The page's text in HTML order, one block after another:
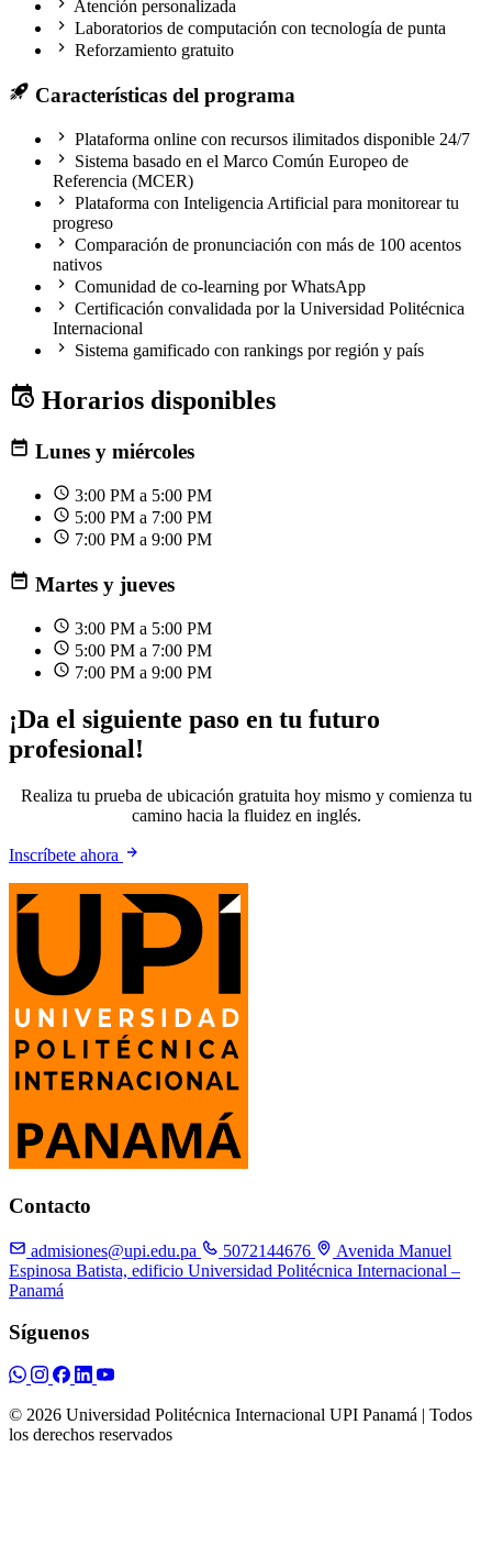
Atención personalizada
Laboratorios de computación con tecnología de punta
Reforzamiento gratuito
Características del programa
Plataforma online con recursos ilimitados disponible 24/7
Sistema basado en el Marco Común Europeo de
Referencia (MCER)
Plataforma con Inteligencia Artificial para monitorear tu
progreso
Comparación de pronunciación con más de 100 acentos
nativos
Comunidad de co-learning por WhatsApp
Certificación convalidada por la Universidad Politécnica
Internacional
Sistema gamificado con rankings por región y país
Horarios disponibles
Lunes y miércoles
3:00 PM a 5:00 PM
5:00 PM a 7:00 PM
7:00 PM a 9:00 PM
Martes y jueves
3:00 PM a 5:00 PM
5:00 PM a 7:00 PM
7:00 PM a 9:00 PM
¡Da el siguiente paso en tu futuro
profesional!
Realiza tu prueba de ubicación gratuita hoy mismo y comienza tu
camino hacia la fluidez en inglés.
Inscríbete ahora
Contacto
admisiones@upi.edu.pa 5072144676
Avenida Manuel
Espinosa Batista, edificio Universidad Politécnica Internacional –
Panamá
Síguenos
© 2026 Universidad Politécnica Internacional UPI Panamá | Todos
los derechos reservados